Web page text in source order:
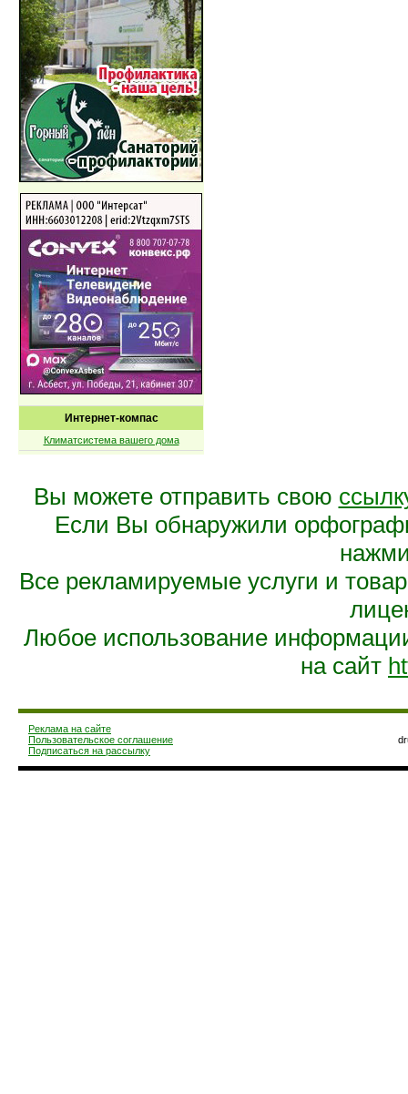
Интернет-компас
Климатсистема вашего дома
Вы можете отправить свою
Если Вы обнаружили
Все рекламируемые услуги и
Любое использование
на сайт
Реклама на сайте
Пользовательское соглашение
Подписаться на рассылку